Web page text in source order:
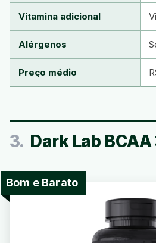
Vitamina adicional
Alérgenos
Preço médio
3. Dark Lab BCAA
Bom e Barato